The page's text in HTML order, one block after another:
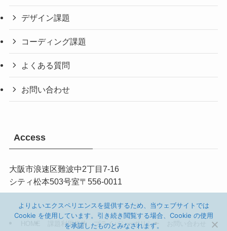
デザイン課題
コーディング課題
よくある質問
お問い合わせ
Access
大阪市浪速区難波中2丁目7-16
シティ松本503号室〒 556-0011
課題利用規約 プライバシーポリシー
よりよいエクスペリエンスを提供するため、当ウェブサイトでは
Cookie を使用しています。引き続き閲覧する場合、Cookie の使用
を承諾したものとみなされます。